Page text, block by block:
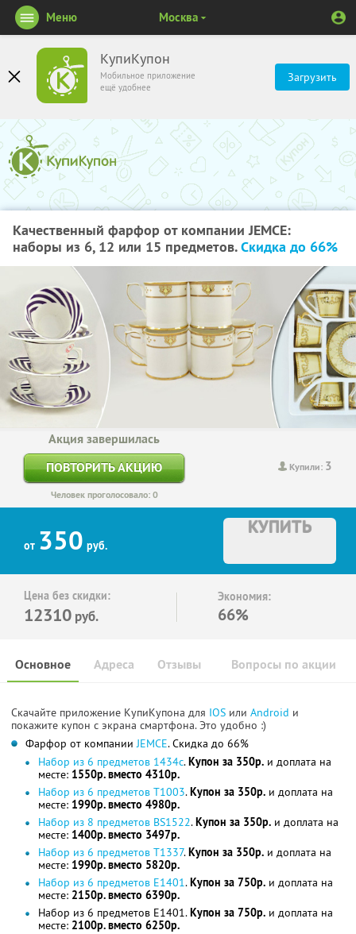
КупиКупон
Мобильное приложение
ещё удобнее
Загрузить
Меню Москва
Качественный фарфор от компании JEMCE:
наборы из 6, 12 или 15 предметов.Скидка до 66%
Купили: 3
Акция завершилась
ПОВТОРИТЬ АКЦИЮ
Человек проголосовало: 0
от 350 руб.
КУПИТЬ
Цена без скидки:
12310 руб.
Экономия:
66%
Основное Отзывы Вопросы по акции
Адреса
Скачайте приложение КупиКупона для IOS или Android и
покажите купон с экрана смартфона. Это удобно :)
Фарфор от компанииJEMCE. Скидка до 66%
Набор из 6 предметов 1434с.Купон за 350р. и доплата на
месте: 1550р. вместо 4310р.
Набор из 6 предметов T1003.Купон за 350р. и доплата на
месте: 1990р. вместо 4980р.
Набор из 8 предметов BS1522.Купон за 350р. и доплата на
месте: 1400р. вместо 3497р.
Набор из 6 предметов T1337.Купон за 350р. и доплата на
месте: 1990р. вместо 5820р.
Набор из 6 предметов E1401.Купон за 750р. и доплата на
месте: 2150р. вместо 6390р.
Набор из 6 предметов E1401.Купон за 750р. и доплата на
месте: 2100р. вместо 6250р.